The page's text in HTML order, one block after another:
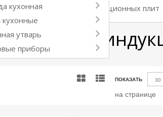
кухонная
утварь
приборы
Посуда для индукционных плит
для
ПОКАЗАТЬ
на странице